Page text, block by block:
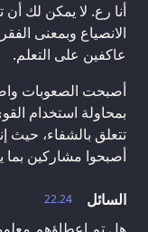
أنا رع. لا يمكن لك أن
الانصياع وبمعنى
عاكفين على التعلم.
أصبحت الصعوبات
بمحاولة استخدام
تتعلق بالشفاء، حيث
أصبحوا مشاركين بما
22.24
السائل